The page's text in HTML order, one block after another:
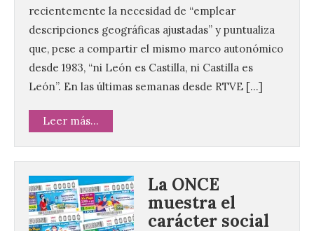
recientemente la necesidad de “emplear
descripciones geográficas ajustadas” y puntualiza
que, pese a compartir el mismo marco autonómico
desde 1983, “ni León es Castilla, ni Castilla es
León”. En las últimas semanas desde RTVE […]
Leer más...
La ONCE
muestra el
carácter social